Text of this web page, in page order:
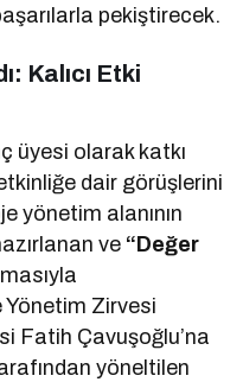
pekiştirecek.
Kalıcı Etki
üyesi olarak katkı
dair görüşlerini
yönetim alanının
ve “Değer
Zirvesi
Fatih Çavuşoğlu’na
yöneltilen